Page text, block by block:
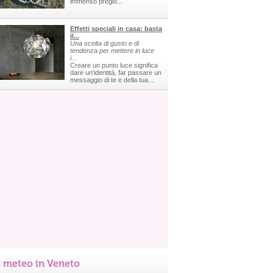
Effetti speciali in casa: basta
il...
Una scelta di gusto e di
tendenza per mettere in luce
i...
Creare un punto luce significa
dare un'identità, far passare un
messaggio di te e della tua...
meteo in Veneto